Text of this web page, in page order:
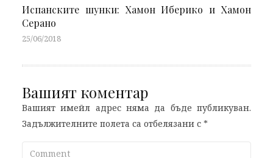
Испанските шунки: Хамон Иберико и Хамон
Серано
25/06/2018
Вашият коментар
Вашият имейл адрес няма да бъде публикуван.
Задължителните полета са отбелязани с *
Comment